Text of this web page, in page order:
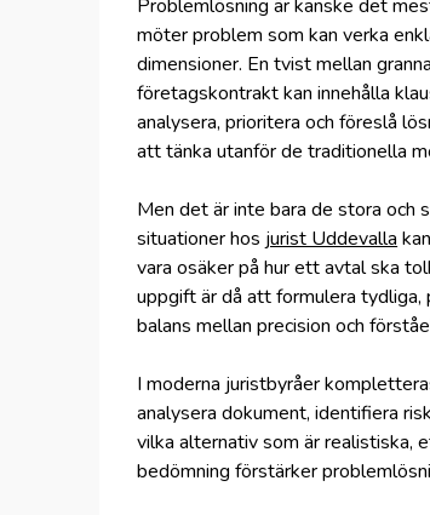
Problemlösning är kanske det
möter problem som kan verka
dimensioner. En tvist mellan
företagskontrakt kan innehålla
analysera, prioritera och föreslå
att tänka utanför de traditionella
Men det är inte bara de stora och
situationer hos jurist Uddevalla
vara osäker på hur ett avtal ska
uppgift är då att formulera tydliga,
balans mellan precision och
I moderna juristbyråer
analysera dokument, identifiera
vilka alternativ som är realistiska,
bedömning förstärker